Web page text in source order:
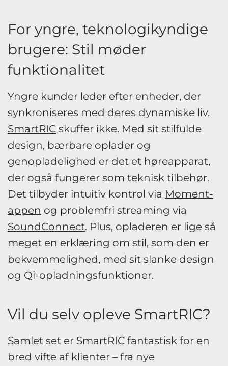
For yngre, teknologikyndige
brugere: Stil møder
funktionalitet
Yngre kunder leder efter enheder, der
synkroniseres med deres dynamiske liv.
SmartRIC skuffer ikke. Med sit stilfulde
design, bærbare oplader og
genopladelighed er det et høreapparat,
der også fungerer som teknisk tilbehør.
Det tilbyder intuitiv kontrol via Moment-
appen og problemfri streaming via
SoundConnect. Plus, opladeren er lige så
meget en erklæring om stil, som den er
bekvemmelighed, med sit slanke design
og Qi-opladningsfunktioner.
Vil du selv opleve SmartRIC?
Samlet set er SmartRIC fantastisk for en
bred vifte af klienter – fra nye